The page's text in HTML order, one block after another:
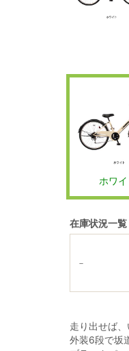
ホワイ
在庫状況一覧
－
走り出せば
外装6段で坂